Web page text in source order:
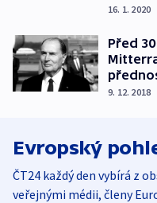
16. 1. 2020
Před
9. 12. 2018
Evropský
ČT24 každý den vybírá z
veřejnými médii, členy